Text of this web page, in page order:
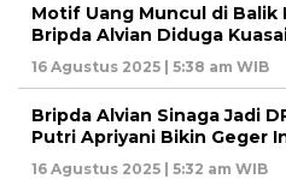
Motif Uang Muncul di Balik
Bripda Alvian Diduga
16 Agustus 2025 | 5:38 am WIB
Bripda Alvian Sinaga Jadi
Putri Apriyani Bikin Geger
16 Agustus 2025 | 5:32 am WIB